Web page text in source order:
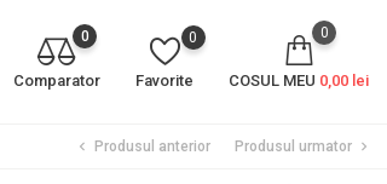
0
Comparator
0
Favorite
0
COSUL MEU 0,00 lei
chevron_left Produsul anterior Produsul urmator chevron_right